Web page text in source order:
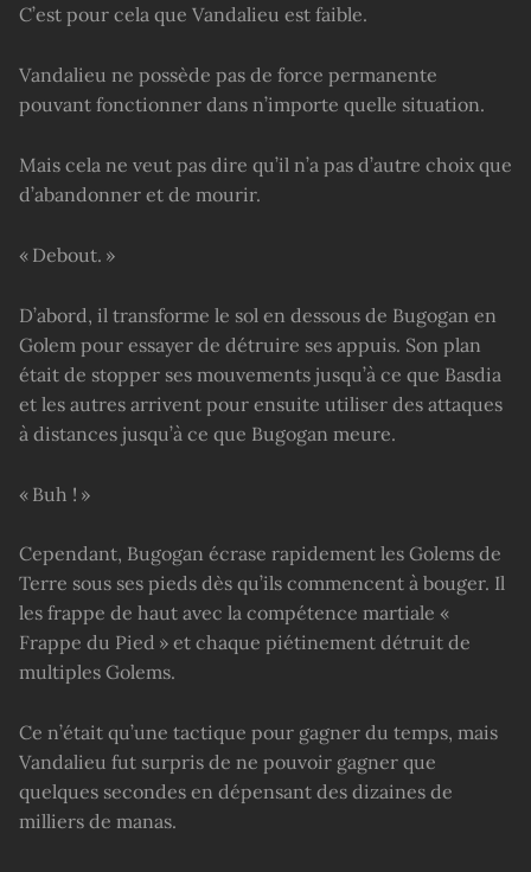
C’est pour cela que Vandalieu est faible.
Vandalieu ne possède pas de force permanente
pouvant fonctionner dans n’importe quelle situation.
Mais cela ne veut pas dire qu’il n’a pas d’autre choix que
d’abandonner et de mourir.
« Debout. »
D’abord, il transforme le sol en dessous de Bugogan en
Golem pour essayer de détruire ses appuis. Son plan
était de stopper ses mouvements jusqu’à ce que Basdia
et les autres arrivent pour ensuite utiliser des attaques
à distances jusqu’à ce que Bugogan meure.
« Buh ! »
Cependant, Bugogan écrase rapidement les Golems de
Terre sous ses pieds dès qu’ils commencent à bouger. Il
les frappe de haut avec la compétence martiale «
Frappe du Pied » et chaque piétinement détruit de
multiples Golems.
Ce n’était qu’une tactique pour gagner du temps, mais
Vandalieu fut surpris de ne pouvoir gagner que
quelques secondes en dépensant des dizaines de
milliers de manas.